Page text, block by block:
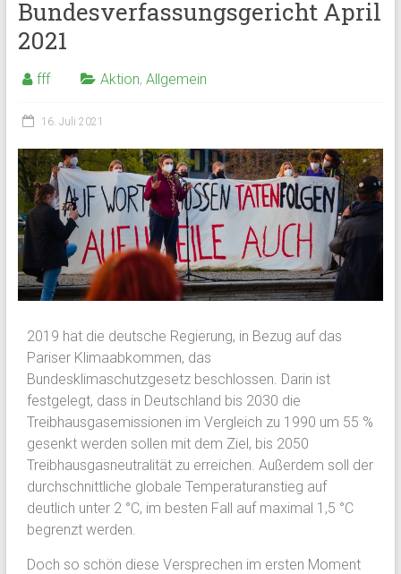
Bundesverfassungsgericht April
2021
fff Aktion, Allgemein
16. Juli 2021
2019 hat die deutsche Regierung, in Bezug auf das
Pariser Klimaabkommen, das
Bundesklimaschutzgesetz beschlossen. Darin ist
festgelegt, dass in Deutschland bis 2030 die
Treibhausgasemissionen im Vergleich zu 1990 um 55 %
gesenkt werden sollen mit dem Ziel, bis 2050
Treibhausgasneutralität zu erreichen. Außerdem soll der
durchschnittliche globale Temperaturanstieg auf
deutlich unter 2 °C, im besten Fall auf maximal 1,5 °C
begrenzt werden.
Doch so schön diese Versprechen im ersten Moment